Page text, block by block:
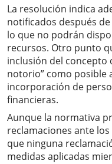
La resolución indica
notificados después
lo que no podrán
recursos. Otro punto
inclusión del concepto
notorio” como posible
incorporación de
financieras.
Aunque la normativa
reclamaciones ante
que ninguna
medidas aplicadas